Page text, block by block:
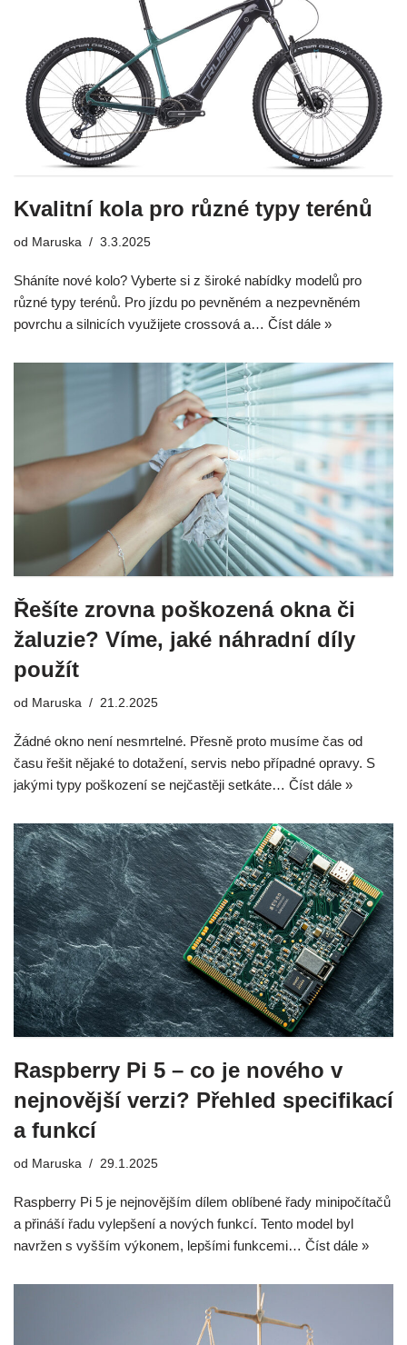
Kvalitní kola pro různé typy terénů
od Maruska 3.3.2025
Sháníte nové kolo? Vyberte si z široké nabídky modelů pro
různé typy terénů. Pro jízdu po pevněném a nezpevněném
povrchu a silnicích využijete crossová a… Číst dále »
Řešíte zrovna poškozená okna či
žaluzie? Víme, jaké náhradní díly
použít
od Maruska 21.2.2025
Žádné okno není nesmrtelné. Přesně proto musíme čas od
času řešit nějaké to dotažení, servis nebo případné opravy. S
jakými typy poškození se nejčastěji setkáte… Číst dále »
Raspberry Pi 5 – co je nového v
nejnovější verzi? Přehled specifikací
a funkcí
od Maruska 29.1.2025
Raspberry Pi 5 je nejnovějším dílem oblíbené řady minipočítačů
a přináší řadu vylepšení a nových funkcí. Tento model byl
navržen s vyšším výkonem, lepšími funkcemi… Číst dále »